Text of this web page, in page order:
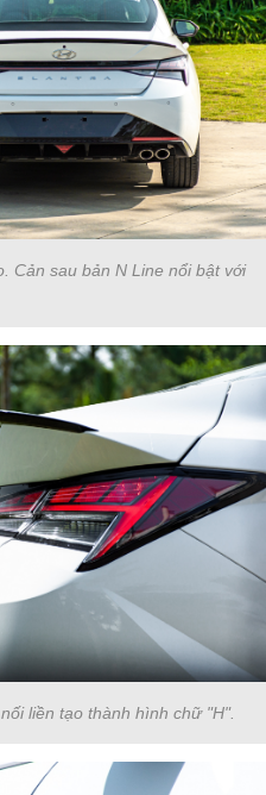
Cản sau bản N Line nổi bật với
liền tạo thành hình chữ "H".